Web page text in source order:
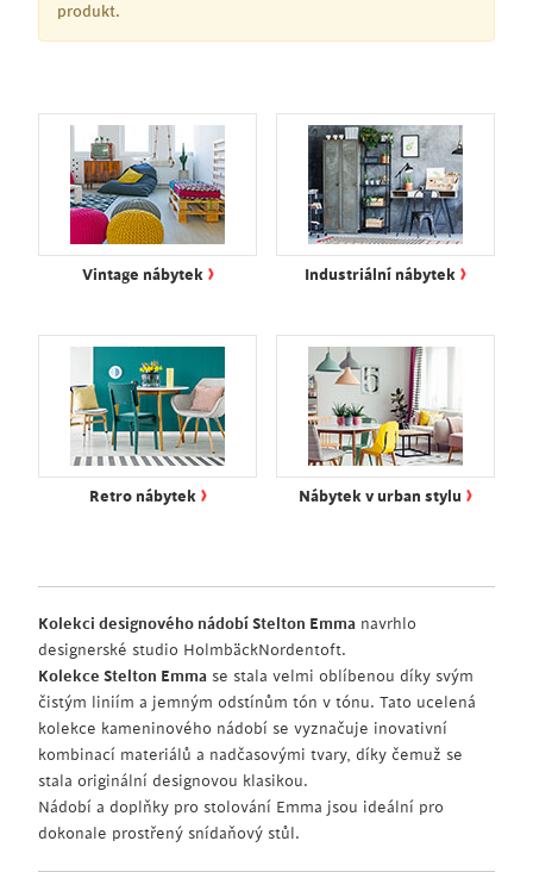
produkt.
Vintage nábytek › Industriální nábytek ›
Retro nábytek › Nábytek v urban stylu ›
Kolekci designového nádobí Stelton Emma navrhlo
designerské studio HolmbäckNordentoft.
Kolekce Stelton Emma se stala velmi oblíbenou díky svým
čistým liniím a jemným odstínům tón v tónu. Tato ucelená
kolekce kameninového nádobí se vyznačuje inovativní
kombinací materiálů a nadčasovými tvary, díky čemuž se
stala originální designovou klasikou.
Nádobí a doplňky pro stolování Emma jsou ideální pro
dokonale prostřený snídaňový stůl.